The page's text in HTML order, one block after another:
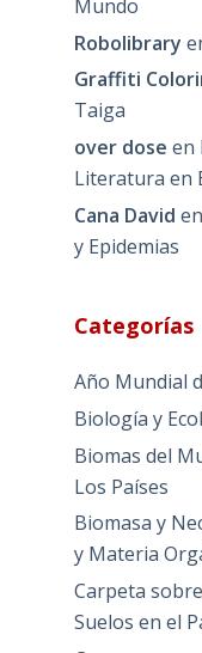
Mundo
Robolibrary
Graffiti
Taiga
over dose en
Literatura en
Cana David en
y Epidemias
Categorías
Año Mundial
Biología y
Biomas del
Los Países
Biomasa y
y Materia
Carpeta
Suelos en el